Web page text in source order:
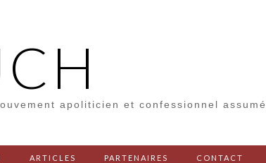
apoliticien et confessionnel assumé.
ARTICLES PARTENAIRES CONTACT